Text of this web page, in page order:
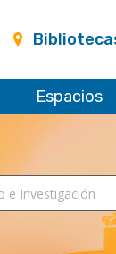
Espacios